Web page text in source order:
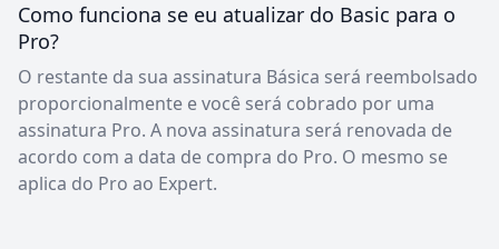
Como funciona se eu atualizar do Basic para o
Pro?
O restante da sua assinatura Básica será reembolsado
proporcionalmente e você será cobrado por uma
assinatura Pro. A nova assinatura será renovada de
acordo com a data de compra do Pro. O mesmo se
aplica do Pro ao Expert.